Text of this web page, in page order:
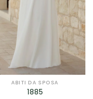
ABITI DA SPOSA
1885